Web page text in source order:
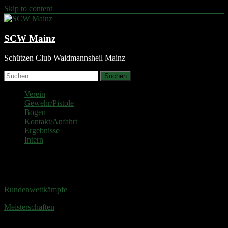
Skip to content
SCW Mainz
Schützen Club Waidmannsheil Mainz
Suchen
Verein
Gewehr/Pistole
Bogen
Kontakt/Anfahrt
Ergebnisse
Intern
Rundenwettkämpfe
Meisterschaften